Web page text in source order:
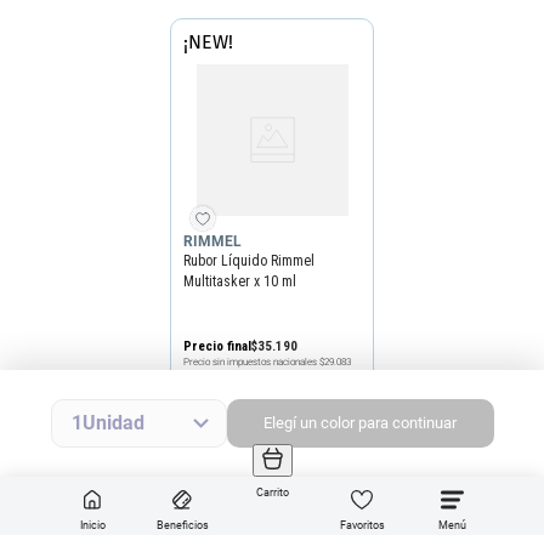
Inicio Beneficios
Carrito
Favoritos
1 Elegí un color para continuar
¡NEW!
RIMMEL
Rubor Líquido Rimmel
Multitasker x 10 ml
Precio final$35.190
Precio sin impuestos nacionales $29.083
Agregar producto